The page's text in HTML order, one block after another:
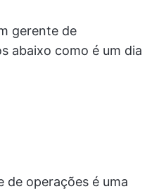
gerente de
abaixo como é um dia
de operações é uma